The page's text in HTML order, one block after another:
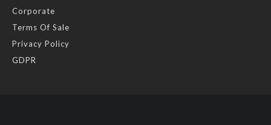
Corporate
Terms Of Sale
Privacy Policy
GDPR